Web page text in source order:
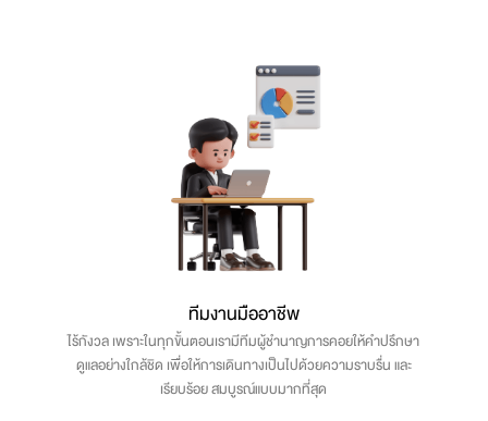
ทีมงานมืออาชีพ
ไร้กังวล เพราะในทุกขั้นตอนเรามีทีมผู้ชำนาญการคอยให้คำปรึกษา
ดูแลอย่างใกล้ชิด เพื่อให้การเดินทางเป็นไปด้วยความราบรื่น และ
เรียบร้อย สมบูรณ์แบบมากที่สุด